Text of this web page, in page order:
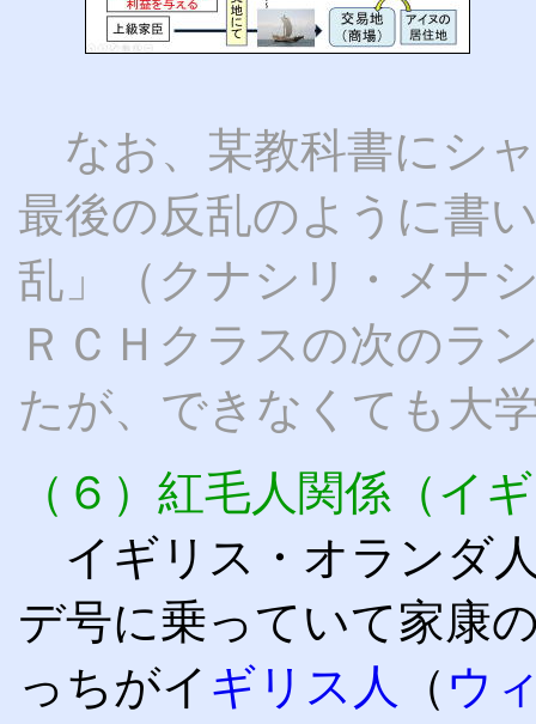
なお、某教科書にシ
最後の反乱のように書
乱」（クナシリ・メナ
ＲＣＨクラスの次のラ
たが、できなくても大
（６）紅毛人関係（イ
イギリス・オランダ
デ号に乗っていて家康
っちがイ ギリス人 （ ウ